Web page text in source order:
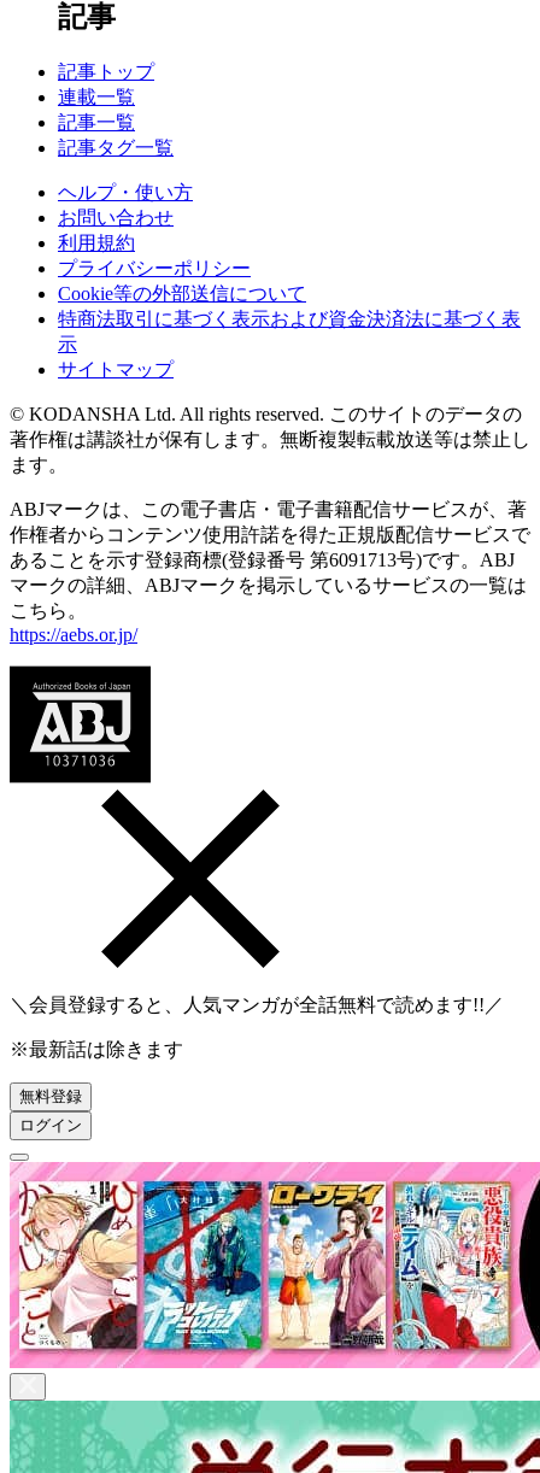
記事
記事トップ
連載一覧
記事一覧
記事タグ一覧
ヘルプ・使い方
お問い合わせ
利用規約
プライバシーポリシー
Cookie等の外部送信について
特商法取引に基づく表示および資金決済法に基づく表
示
サイトマップ
© KODANSHA Ltd. All rights reserved. このサイトのデータの
著作権は講談社が保有します。無断複製転載放送等は禁止し
ます。
ABJマークは、この電子書店・電子書籍配信サービスが、著
作権者からコンテンツ使用許諾を得た正規版配信サービスで
あることを示す登録商標(登録番号 第6091713号)です。ABJ
マークの詳細、ABJマークを掲示しているサービスの一覧は
こちら。
https://aebs.or.jp/
＼会員登録すると、人気マンガが全話無料で読めます!!／
※最新話は除きます
無料登録
ログイン